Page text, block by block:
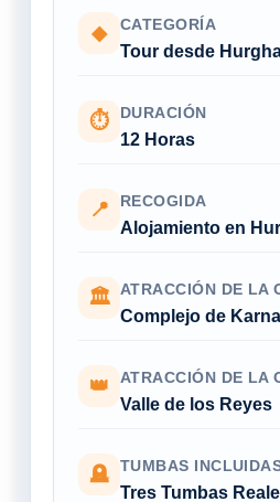
◆ CATEGORÍA
Tour desde
⏱ DURACIÓN
12 Horas
📍 RECOGIDA
Alojamiento en
🏛 ATRACCIÓN DE LA
Complejo de
👑 ATRACCIÓN DE LA
Valle de los Reyes
🪦 TUMBAS
Tres Tumbas